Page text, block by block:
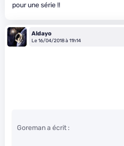
pour une série !!
Aldayo
Le 16/04/2018 à 11h14
Goreman a écrit :